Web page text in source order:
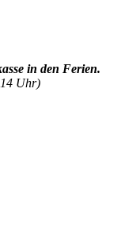
in den Ferien.
Uhr)